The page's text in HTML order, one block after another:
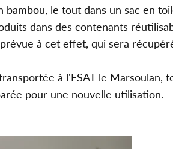
le tout dans un sac en
dans des contenants
à cet effet, qui sera
à l'ESAT le Marsoulan,
pour une nouvelle utilisation.